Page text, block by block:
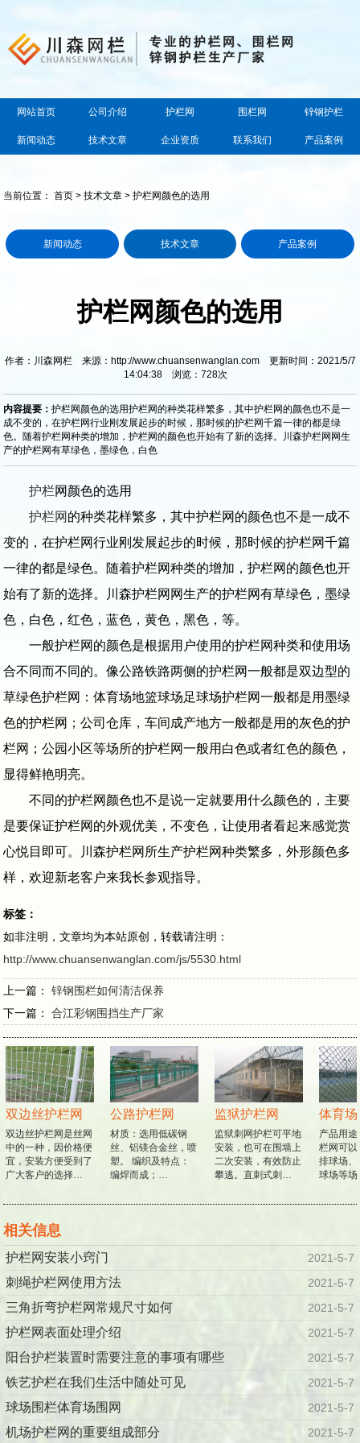
网站首页 公司介绍 护栏网 围栏网 锌钢护栏
新闻动态 技术文章 企业资质 联系我们 产品案例
当前位置：首页 >技术文章 > 护栏网颜色的选用
新闻动态 技术文章 产品案例
护栏网颜色的选用
作者：川森网栏 来源：http://www.chuansenwanglan.com 更新时间：2021/5/7
14:04:38 浏览： 728次
内容提要：护栏网颜色的选用护栏网的种类花样繁多，其中护栏网的颜色也不是一
成不变的，在护栏网行业刚发展起步的时候，那时候的护栏网千篇一律的都是绿
色。随着护栏网种类的增加，护栏网的颜色也开始有了新的选择。川森护栏网网生
产的护栏网有草绿色，墨绿色，白色
护栏网颜色的选用
护栏网 的种类花样繁多，其中护栏网的颜色也不是一成不
变的，在护栏网行业刚发展起步的时候，那时候的护栏网千篇
一律的都是绿色。随着护栏网种类的增加，护栏网的颜色也开
始有了新的选择。川森护栏网网生产的护栏网有草绿色，墨绿
色，白色，红色，蓝色，黄色，黑色，等。
一般护栏网的颜色是根据用户使用的护栏网种类和使用场
合不同而不同的。像公路铁路两侧的护栏网一般都是双边型的
草绿色护栏网：体育场地篮球场足球场护栏网一般都是用墨绿
色的护栏网；公司仓库，车间成产地方一般都是用的灰色的护
栏网；公园小区等场所的护栏网一般用白色或者红色的颜色，
显得鲜艳明亮。
不同的护栏网颜色也不是说一定就要用什么颜色的，主要
是要保证护栏网的外观优美，不变色，让使用者看起来感觉赏
心悦目即可。川森护栏网所生产护栏网种类繁多，外形颜色多
样，欢迎新老客户来我长参观指导。
标签：
如非注明，文章均为本站原创，转载请注明：
http://www.chuansenwanglan.com/js/5530.html
上一篇：锌钢围栏如何清洁保养
下一篇：合江彩钢围挡生产厂家
双边丝护栏网
双边丝护栏网是丝网
中的一种，因价格便
宜，安装方便受到了
广大客户的选择…
公路护栏网
材质：选用低碳钢
丝、铝镁合金丝，喷
塑。 编织及特点：
编焊而成；…
监狱护栏网
监狱刺网护栏可平地
安装，也可在围墙上
二次安装，有效防止
攀逃。直刺式刺…
体育场
产品用途
栏网可以
排球场、
球场等
相关信息
护栏网安装小窍门 2021-5-7
刺绳护栏网使用方法 2021-5-7
三角折弯护栏网常规尺寸如何 2021-5-7
护栏网表面处理介绍 2021-5-7
阳台护栏装置时需要注意的事项有哪些 2021-5-7
铁艺护栏在我们生活中随处可见 2021-5-7
球场围栏体育场围网 2021-5-7
机场护栏网的重要组成部分 2021-5-7